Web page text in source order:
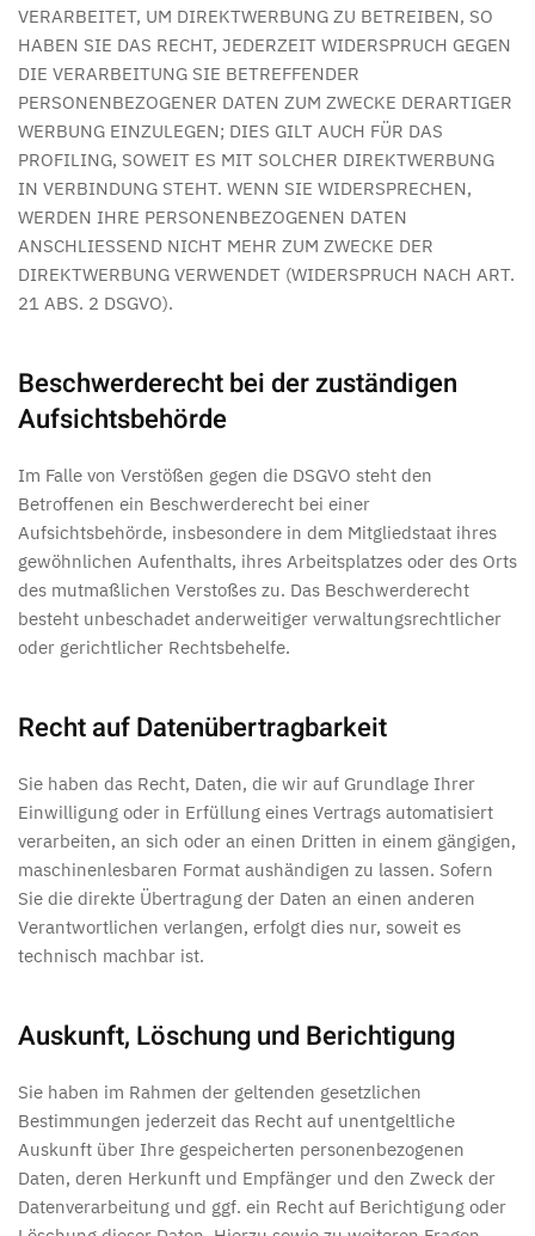
VERARBEITET, UM DIREKTWERBUNG ZU BETREIBEN, SO
HABEN SIE DAS RECHT, JEDERZEIT WIDERSPRUCH GEGEN
DIE VERARBEITUNG SIE BETREFFENDER
PERSONENBEZOGENER DATEN ZUM ZWECKE DERARTIGER
WERBUNG EINZULEGEN; DIES GILT AUCH FÜR DAS
PROFILING, SOWEIT ES MIT SOLCHER DIREKTWERBUNG
IN VERBINDUNG STEHT. WENN SIE WIDERSPRECHEN,
WERDEN IHRE PERSONENBEZOGENEN DATEN
ANSCHLIESSEND NICHT MEHR ZUM ZWECKE DER
DIREKTWERBUNG VERWENDET (WIDERSPRUCH NACH ART.
21 ABS. 2 DSGVO).
Beschwerde­recht bei der zuständigen
Aufsichts­behörde
Im Falle von Verstößen gegen die DSGVO steht den
Betroffenen ein Beschwerderecht bei einer
Aufsichtsbehörde, insbesondere in dem Mitgliedstaat ihres
gewöhnlichen Aufenthalts, ihres Arbeitsplatzes oder des Orts
des mutmaßlichen Verstoßes zu. Das Beschwerderecht
besteht unbeschadet anderweitiger verwaltungsrechtlicher
oder gerichtlicher Rechtsbehelfe.
Recht auf Daten­übertrag­barkeit
Sie haben das Recht, Daten, die wir auf Grundlage Ihrer
Einwilligung oder in Erfüllung eines Vertrags automatisiert
verarbeiten, an sich oder an einen Dritten in einem gängigen,
maschinenlesbaren Format aushändigen zu lassen. Sofern
Sie die direkte Übertragung der Daten an einen anderen
Verantwortlichen verlangen, erfolgt dies nur, soweit es
technisch machbar ist.
Auskunft, Löschung und Berichtigung
Sie haben im Rahmen der geltenden gesetzlichen
Bestimmungen jederzeit das Recht auf unentgeltliche
Auskunft über Ihre gespeicherten personenbezogenen
Daten, deren Herkunft und Empfänger und den Zweck der
Datenverarbeitung und ggf. ein Recht auf Berichtigung oder